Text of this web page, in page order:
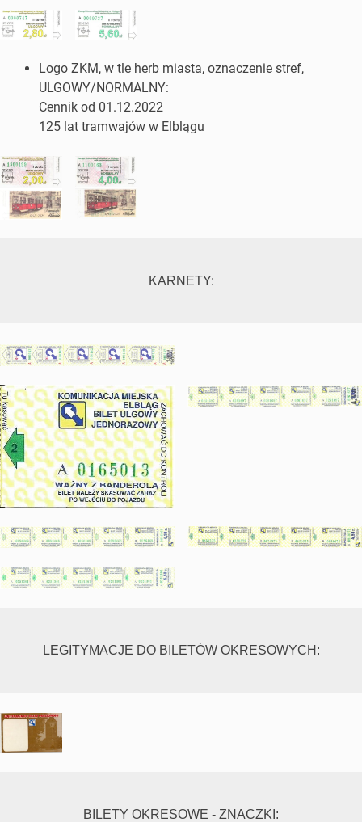
Logo ZKM, w tle herb miasta, oznaczenie stref,
ULGOWY/NORMALNY:
Cennik od 01.12.2022
125 lat tramwajów w Elblągu
KARNETY:
LEGITYMACJE DO BILETÓW OKRESOWYCH:
BILETY OKRESOWE - ZNACZKI: